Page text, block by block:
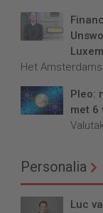
Het
Pleo:
met 6
Personalia
Luc